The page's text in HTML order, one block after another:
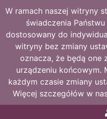
W ramach naszej witryny
świadczenia
dostosowany do
witryny bez zmiany
oznacza, że będą one
urządzeniu końcowym.
każdym czasie zmiany
Więcej szczegółów w